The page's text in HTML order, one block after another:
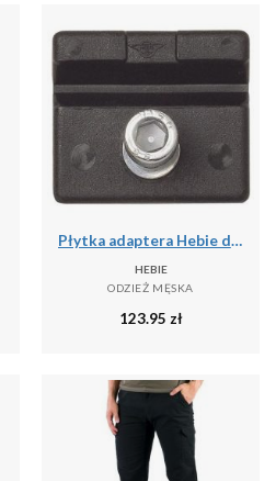
Płytka adaptera Hebie do podwójnej stopki
HEBIE
ODZIEŻ MĘSKA
123.95 zł